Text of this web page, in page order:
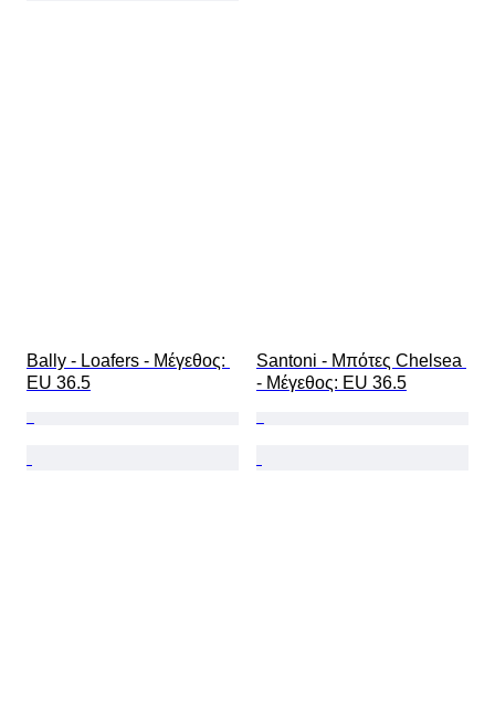
Bally - Loafers - Mέγεθος:
EU 36.5
Santoni - Μπότες Chelsea
- Mέγεθος: EU 36.5